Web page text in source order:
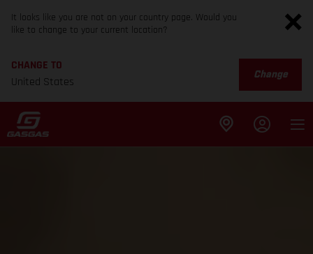
It looks like you are not on your country page. Would you
like to change to your current location?
CHANGE TO
United States
Change